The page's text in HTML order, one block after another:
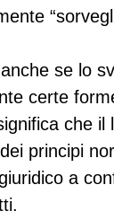
se lo
certe
che il
principi
a